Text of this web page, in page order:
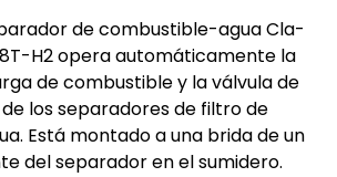
de combustible-agua Cla-
H2 opera automáticamente la
de combustible y la válvula de
los separadores de filtro de
Está montado a una brida de un
del separador en el sumidero.